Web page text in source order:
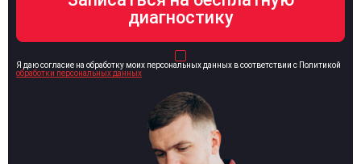
Я даю согласие на обработку моих персональных данных в соответствии с Политикой
обработки персональных данных